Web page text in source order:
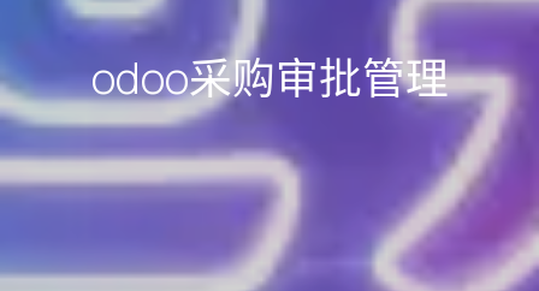
odoo采购审批管理